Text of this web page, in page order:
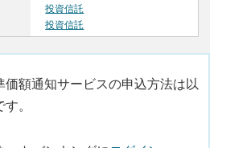
投資信託
投資信託
価額通知サービスの申込方法は以
。